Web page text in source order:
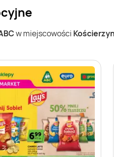
w miejscowości